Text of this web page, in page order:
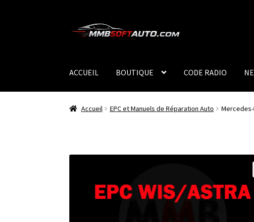
Aller
Aller
ACCUEIL BOUTIQUE CODE RADIO
Accueil EPC et Manuels de Réparation Auto Mercedes-